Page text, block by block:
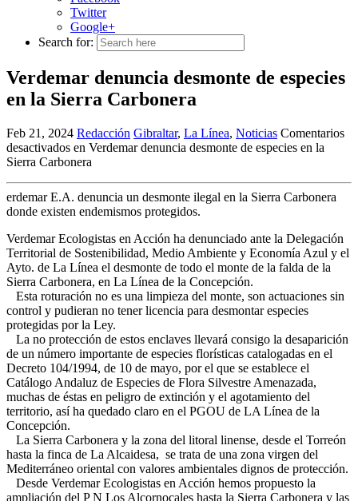
Twitter
Google+
Search for:
Verdemar denuncia desmonte de especies
en la Sierra Carbonera
Feb 21, 2024 Redacción Gibraltar, La Línea, Noticias Comentarios
desactivados en Verdemar denuncia desmonte de especies en la
Sierra Carbonera
erdemar E.A. denuncia un desmonte ilegal en la Sierra Carbonera
donde existen endemismos protegidos.
Verdemar Ecologistas en Acción ha denunciado ante la Delegación
Territorial de Sostenibilidad, Medio Ambiente y Economía Azul y el
Ayto. de La Línea el desmonte de todo el monte de la falda de la
Sierra Carbonera, en La Línea de la Concepción.
Esta roturación no es una limpieza del monte, son actuaciones sin
control y pudieran no tener licencia para desmontar especies
protegidas por la Ley.
La no protección de estos enclaves llevará consigo la desaparición
de un número importante de especies florísticas catalogadas en el
Decreto 104/1994, de 10 de mayo, por el que se establece el
Catálogo Andaluz de Especies de Flora Silvestre Amenazada,
muchas de éstas en peligro de extinción y el agotamiento del
territorio, así ha quedado claro en el PGOU de LA Línea de la
Concepción.
La Sierra Carbonera y la zona del litoral linense, desde el Torreón
hasta la finca de La Alcaidesa, se trata de una zona virgen del
Mediterráneo oriental con valores ambientales dignos de protección.
Desde Verdemar Ecologistas en Acción hemos propuesto la
ampliación del P N Los Alcornocales hasta la Sierra Carbonera y las